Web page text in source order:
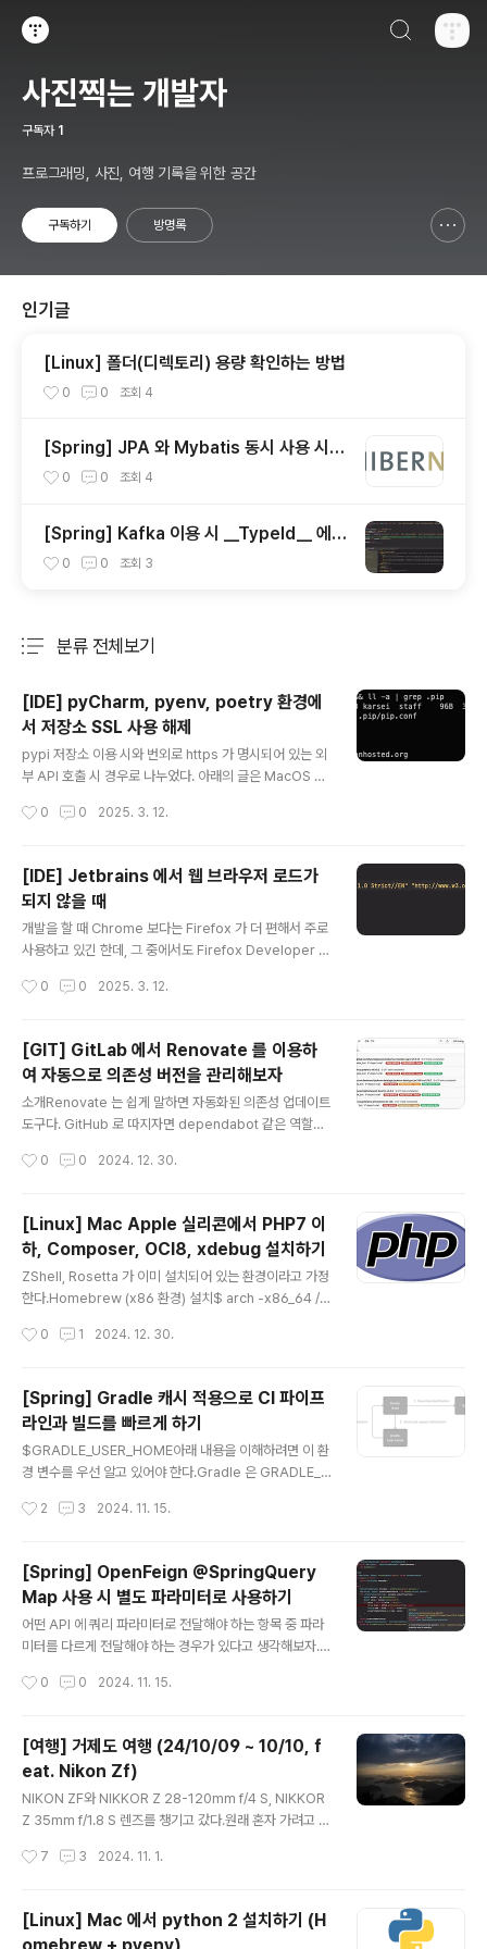
사진찍는 개발자
구독자 1
프로그래밍, 사진, 여행 기록을 위한 공간
구독하기 방명록
인기글
[Linux] 폴더(디렉토리) 용량 확인하는 방법
0 0 조회 4
[Spring] JPA 와 Mybatis 동시 사용 시 C
onnection Deadlock 벗어난 이슈 정리
0 0 조회 4
[Spring] Kafka 이용 시 __TypeId__ 에
대하여
0 0 조회 3
분류 전체보기
[IDE] pyCharm, pyenv, poetry 환경에
서 저장소 SSL 사용 해제
pypi 저장소 이용 시와 번외로 https 가 명시되어 있는 외
부 API 호출 시 경우로 나누었다. 아래의 글은 MacOS 기
를 따로 사용하는데 이 경우 아래와 같은 오류 코드들을 만
ocal issuer certificatecertificate verify failed: se
lf-signed certificate in certificate chain해결pypi
저장소 이용 시pyCharm따로 건드려야 하는 설정은 없다.
pyenv, virtualenv가상환경에 있는 pip 의 설정 파일(pi
p.conf)을 추가하거나 내용을 수정해서 해결 가능하다.만
0 0 2025. 3. 12.
[IDE] Jetbrains 에서 웹 브라우저 로드가
되지 않을 때
개발을 할 때 Chrome 보다는 Firefox 가 더 편해서 주로
사용하고 있긴 한데, 그 중에서도 Firefox Developer E
를 가지고 있기도 해서 Jetbrains 에서 Firefox 브라우저
and Preview 로 들어가면 브라우저별로 열 수 있는 목록
이 나온다. 나 같은 경우에는 MacOS 를 사용하고 있어서
직접 경로를 설정해주어야 했는데 MacOS 의 경우 Firef
ox Developer Edition 은 아래와 같은 경로에 설치되어
0 0 2025. 3. 12.
[GIT] GitLab 에서 Renovate 를 이용하
여 자동으로 의존성 버전을 관리해보자
소개Renovate 는 쉽게 말하면 자동화된 의존성 업데이트
도구다. GitHub 로 따지자면 dependabot 같은 역할로
게 하여 보안 이슈 등으로 인한 라이브러리 버전 업데이트
built-in 의존하는 부분이 있지만, renovate 의 경우 멀티
플랫폼 및 여러 언어에서 동작할 수 있도록 지원하며 커스
터마이징도 쉽다. (봇 비교 문서)GitLab 의 경우, https://
gitlab.com/renovate-bot/renovate-runner 를 통
일을 통해 renovat..
0 0 2024. 12. 30.
[Linux] Mac Apple 실리콘에서 PHP7 이
하, Composer, OCI8, xdebug 설치하기
ZShell, Rosetta 가 이미 설치되어 있는 환경이라고 가정
한다.Homebrew (x86 환경) 설치$ arch -x86_64 /b
ntent.com/Homebrew/install/HEAD/install.sh)"아
따라서 기존 Homebrew 와의 경로가 서로 겹칠 일이 없
으니 신경쓰지 않아도 된다. 나중에 아키텍처 바꿔서 Hom
ebrew 실행해야 할 때 편하게 실행할 수 있도록 ibrew
라는 이름으로 별칭을 정해주자.먼저 아래처럼 .zshrc 를
0 1 2024. 12. 30.
[Spring] Gradle 캐시 적용으로 CI 파이프
라인과 빌드를 빠르게 하기
$GRADLE_USER_HOME아래 내용을 이해하려면 이 환
경 변수를 우선 알고 있어야 한다.Gradle 은 GRADLE_U
지정하여 이용할 수 있도록 지원해주고 있다. 이 환경 변수
등을 저장하는 용도로 쓰인다.GRADLE_USER_HOME
이라는 환경 변수를 읽지 못했을 때는 사용자 홈 디렉토리
의 .gradle 폴더를 바라본다. 프로젝트 저장소의 .gradle
폴더와는 다르기 때문에 혼동하면 안 된다. Wrapper 및
serguide/gradle_..
2 3 2024. 11. 15.
[Spring] OpenFeign @SpringQuery
Map 사용 시 별도 파라미터로 사용하기
어떤 API 에 쿼리 파라미터로 전달해야 하는 항목 중 파라
미터를 다르게 전달해야 하는 경우가 있다고 생각해보자.
이름으로 전달해야 하는 상황이라고 생각해보자. @Sprin
이다.@FeignClientpublic interface MemberApiCli
ent { @GetMapping(value = "/users") UserResp
onseDto userSearch(@SpringQueryMap UserR
equestDto request);}@Builder@Getterpublic cl
ass UserRequestDto { @Builder.Default private
0 0 2024. 11. 15.
[여행] 거제도 여행 (24/10/09 ~ 10/10, f
eat. Nikon Zf)
NIKON ZF와 NIKKOR Z 28-120mm f/4 S, NIKKOR
Z 35mm f/1.8 S 렌즈를 챙기고 갔다.원래 혼자 가려고 했
다. 거제도 내에서 이동할 수단은 대중 교통으로 타고 다니
갔다가 냉면을 먹고, 진주에서 거제고현터미널까지 해서
7 3 2024. 11. 1.
[Linux] Mac 에서 python 2 설치하기 (H